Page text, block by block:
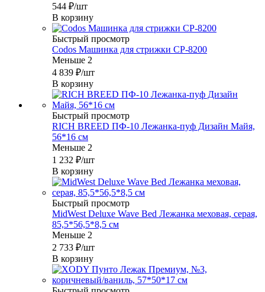
544 ₽/шт
В корзину
Быстрый просмотр
Codos Машинка для стрижки CP-8200
Меньше 2
4 839 ₽/шт
В корзину
Быстрый просмотр
RICH BREED ПФ-10 Лежанка-пуф Дизайн Майя,
56*16 см
Меньше 2
1 232 ₽/шт
В корзину
Быстрый просмотр
MidWest Deluxe Wave Bed Лежанка меховая, серая,
85,5*56,5*8,5 см
Меньше 2
2 733 ₽/шт
В корзину